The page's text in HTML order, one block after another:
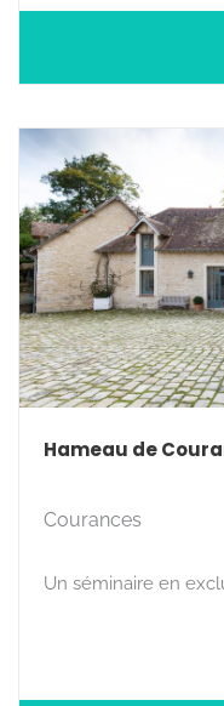
Hameau de
Courances
Un séminaire en